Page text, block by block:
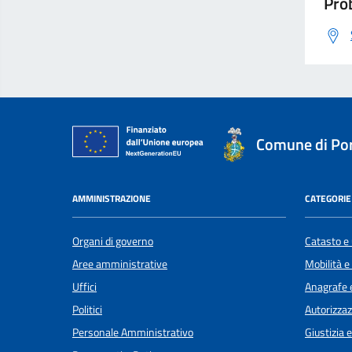
Comune di
AMMINISTRAZIONE
Organi di governo
Aree amministrative
Uffici
Politici
Personale Amministrativo
Catasto
Mobilità
Anagrafe
Giustizia